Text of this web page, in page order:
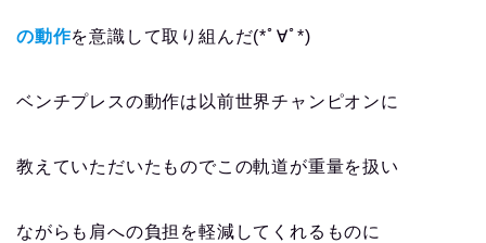
の動作を意識して取り組んだ(*ﾟ∀ﾟ*)
ベンチプレスの動作は以前世界チャンピオンに
教えていただいたものでこの軌道が重量を扱い
ながらも肩への負担を軽減してくれるものに